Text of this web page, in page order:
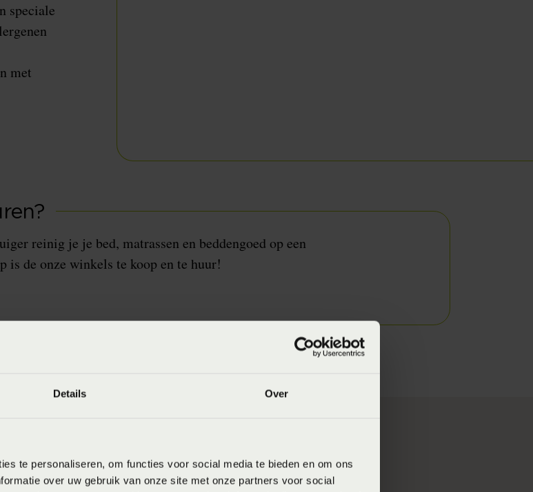
Details Over
te personaliseren, om functies voor social media te bieden en om ons
over uw gebruik van onze site met onze partners voor social
speciale
met
reinig je je bed, matrassen en beddengoed op een
is de onze winkels te koop en te huur!
voorkomende oorzaken van allergieën en astma.
jeukende ogen en huiduitslag kunnen van invloed zijn op